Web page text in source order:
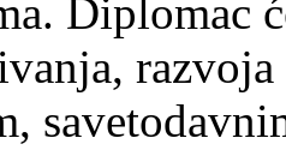
Diplomac